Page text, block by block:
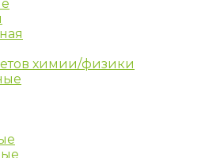
химии/физики